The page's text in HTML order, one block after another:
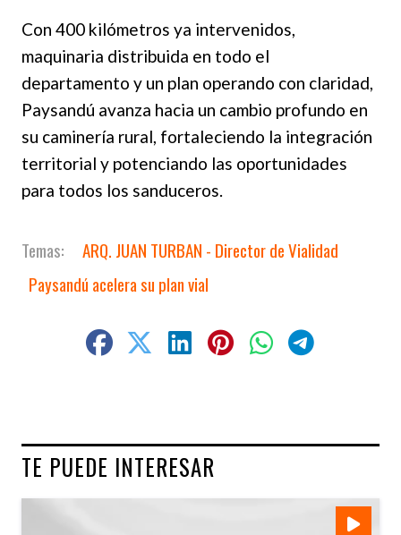
Con 400 kilómetros ya intervenidos,
maquinaria distribuida en todo el
departamento y un plan operando con claridad,
Paysandú avanza hacia un cambio profundo en
su caminería rural, fortaleciendo la integración
territorial y potenciando las oportunidades
para todos los sanduceros.
ARQ. JUAN TURBAN - Director de Vialidad
Paysandú acelera su plan vial
TE PUEDE INTERESAR